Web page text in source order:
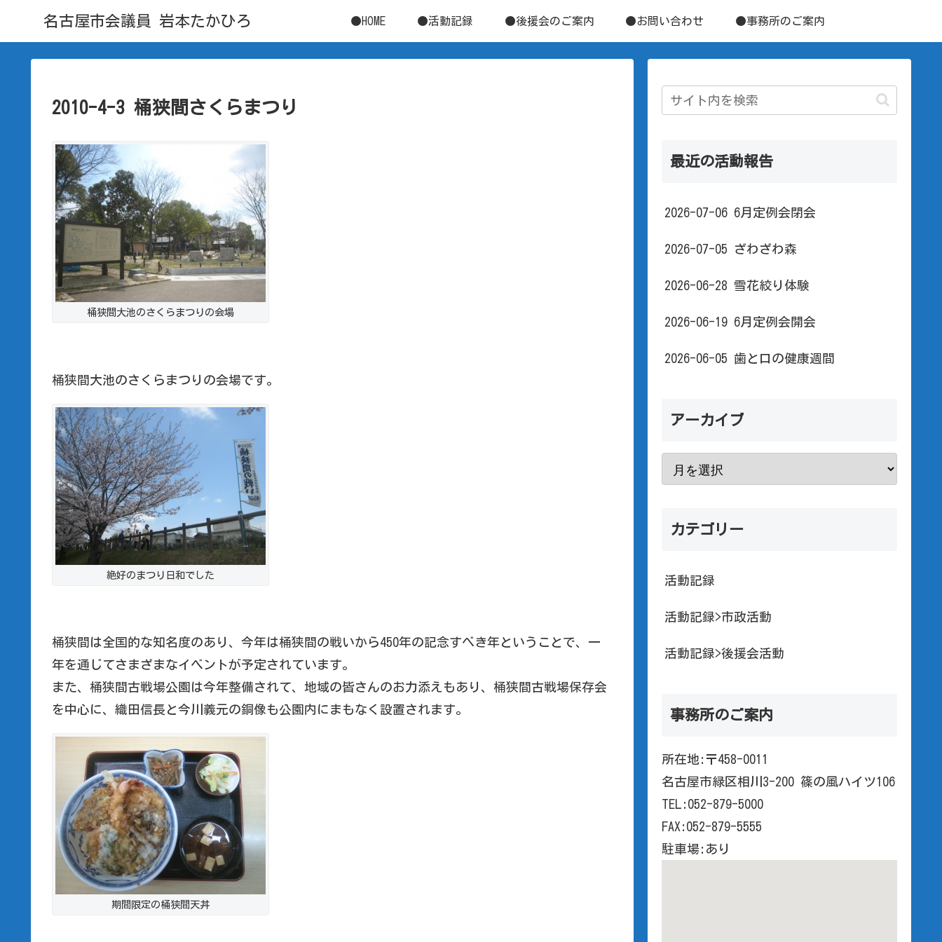
名古屋市会議員 岩本たかひろ ●HOME ●活動記録 ●後援会のご案内 ●お問い合わせ ●事務所のご案内
2010-4-3 桶狭間さくらまつり
桶狭間大池のさくらまつりの会場
桶狭間大池のさくらまつりの会場です。
絶好のまつり日和でした
桶狭間は全国的な知名度のあり、今年は桶狭間の戦いから450年の記念すべき年ということで、一
年を通じてさまざまなイベントが予定されています。
また、桶狭間古戦場公園は今年整備されて、地域の皆さんのお力添えもあり、桶狭間古戦場保存会
を中心に、織田信長と今川義元の銅像も公園内にまもなく設置されます。
期間限定の桶狭間天丼
最近の活動報告
2026-07-06 6月定例会閉会
2026-07-05 ざわざわ森
2026-06-28 雪花絞り体験
2026-06-19 6月定例会開会
2026-06-05 歯と口の健康週間
アーカイブ
カテゴリー
活動記録
活動記録>市政活動
活動記録>後援会活動
事務所のご案内
所在地:〒458-0011
名古屋市緑区相川3-200 篠の風ハイツ106
TEL:052-879-5000
FAX:052-879-5555
駐車場:あり